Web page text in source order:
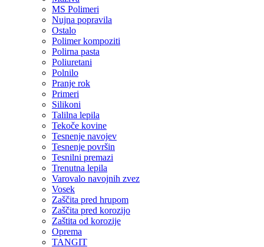
MS Polimeri
Nujna popravila
Ostalo
Polimer kompoziti
Polirna pasta
Poliuretani
Polnilo
Pranje rok
Primeri
Silikoni
Talilna lepila
Tekoče kovine
Tesnenje navojev
Tesnenje površin
Tesnilni premazi
Trenutna lepila
Varovalo navojnih zvez
Vosek
Zaščita pred hrupom
Zaščita pred korozijo
Zaštita od korozije
Oprema
TANGIT